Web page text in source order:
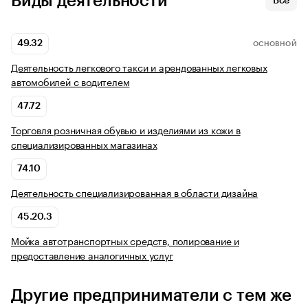
49.32 ОСНОВНОЙ
Деятельность легкового такси и арендованных легковых
автомобилей с водителем
47.72
Торговля розничная обувью и изделиями из кожи в
специализированных магазинах
74.10
Деятельность специализированная в области дизайна
45.20.3
Мойка автотранспортных средств, полирование и
предоставление аналогичных услуг
Другие предприниматели с тем же